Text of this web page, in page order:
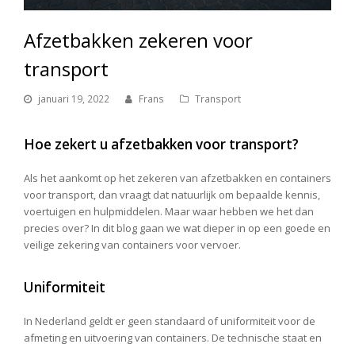
Afzetbakken zekeren voor
transport
januari 19, 2022 Frans Transport
Hoe zekert u afzetbakken voor transport?
Als het aankomt op het zekeren van afzetbakken en containers
voor transport, dan vraagt dat natuurlijk om bepaalde kennis,
voertuigen en hulpmiddelen. Maar waar hebben we het dan
precies over? In dit blog gaan we wat dieper in op een goede en
veilige zekering van containers voor vervoer.
Uniformiteit
In Nederland geldt er geen standaard of uniformiteit voor de
afmeting en uitvoering van containers. De technische staat en